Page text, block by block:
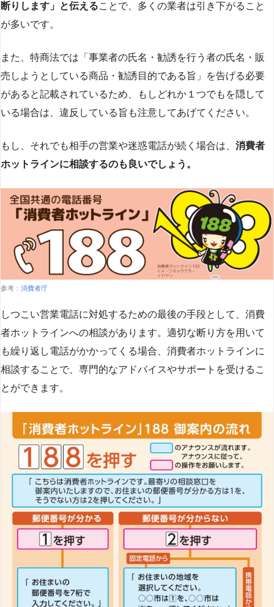
断りします」と伝えることで、多くの業者は引き下がること
が多いです​​。
また、特商法では「事業者の氏名・勧誘を行う者の氏名・販
売しようとしている商品・勧誘目的である旨」を告げる必要
があると記載されているため、もしどれか１つでもを隠して
いる場合は、違反している旨も注意してあげてください。
もし、それでも相手の営業や迷惑電話が続く場合は、 消費者
ホットラインに相談するのも良いでしょう。
参考： 消費者庁
しつこい営業電話に対処するための最後の手段として、消費
者ホットラインへの相談があります。適切な断り方を用いて
も繰り返し電話がかかってくる場合、消費者ホットラインに
相談することで、専門的なアドバイスやサポートを受けるこ
とができます​​。